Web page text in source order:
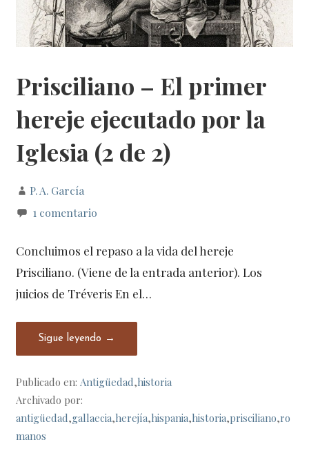
Prisciliano – El primer
hereje ejecutado por la
Iglesia (2 de 2)
P. A. García
1 comentario
Concluimos el repaso a la vida del hereje
Prisciliano. (Viene de la entrada anterior). Los
juicios de Tréveris En el…
Sigue leyendo →
Publicado en:Antigüedad,historia
Archivado por:
antigüedad,gallaecia,herejía,hispania,historia,prisciliano,ro
manos